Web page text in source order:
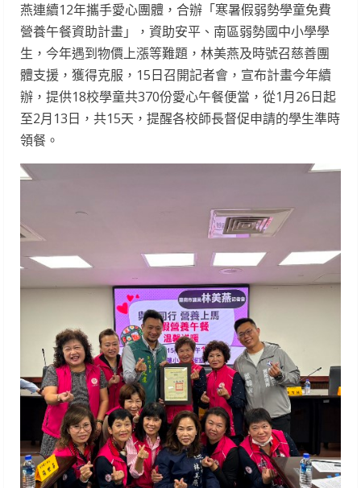
燕連續12年攜手愛心團體，合辦「寒暑假弱勢學童免費
營養午餐資助計畫」，資助安平、南區弱勢國中小學學
生，今年遇到物價上漲等難題，林美燕及時號召慈善團
體支援，獲得克服，15日召開記者會，宣布計畫今年續
辦，提供18校學童共370份愛心午餐便當，從1月26日起
至2月13日，共15天，提醒各校師長督促申請的學生準時
領餐。